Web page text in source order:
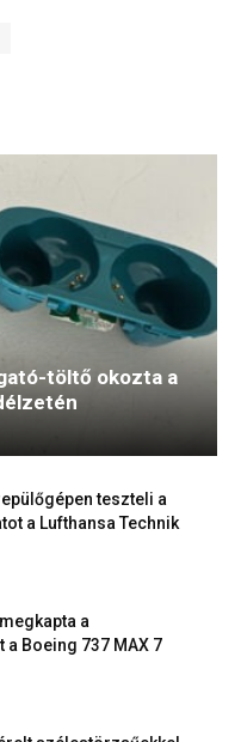
töltő okozta a
teszteli a
a Lufthansa Technik
a
Boeing 737 MAX 7